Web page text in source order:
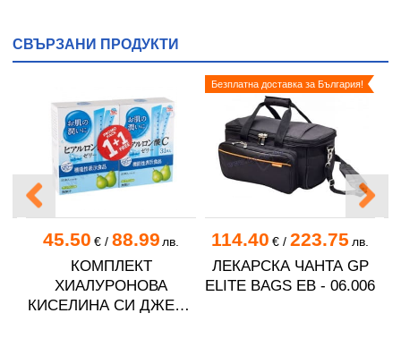
СВЪРЗАНИ ПРОДУКТИ
45.50 €/ 88.99 лв.
КОМПЛЕКТ
ХИАЛУРОНОВА
КИСЕЛИНА СИ ДЖЕЛИ
114.40 € / 223.75 лв.
ЛЕКАРСКА ЧАНТА GP
ELITE BAGS EB - 06.006
Безплатна доставка за България!